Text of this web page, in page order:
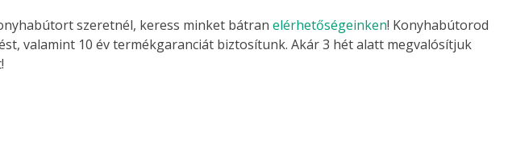
szeretnél, keress minket bátranelérhetőségeinken! Konyhabútorod
valamint 10 év termékgaranciát biztosítunk. Akár 3 hét alatt megvalósítjuk